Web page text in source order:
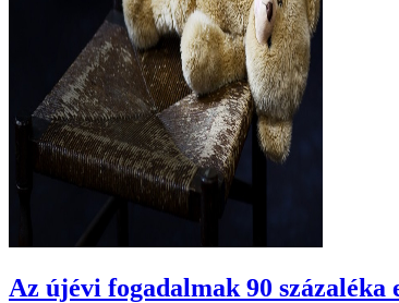
Az újévi fogadalmak 90